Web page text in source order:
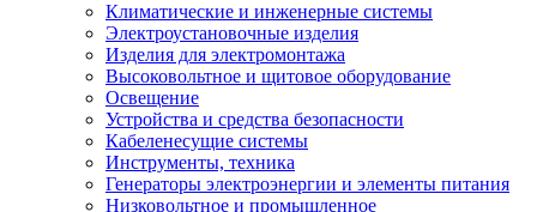
Климатические и инженерные системы
Электроустановочные изделия
Изделия для электромонтажа
Высоковольтное и щитовое оборудование
Освещение
Устройства и средства безопасности
Кабеленесущие системы
Инструменты, техника
Генераторы электроэнергии и элементы питания
Низковольтное и промышленное